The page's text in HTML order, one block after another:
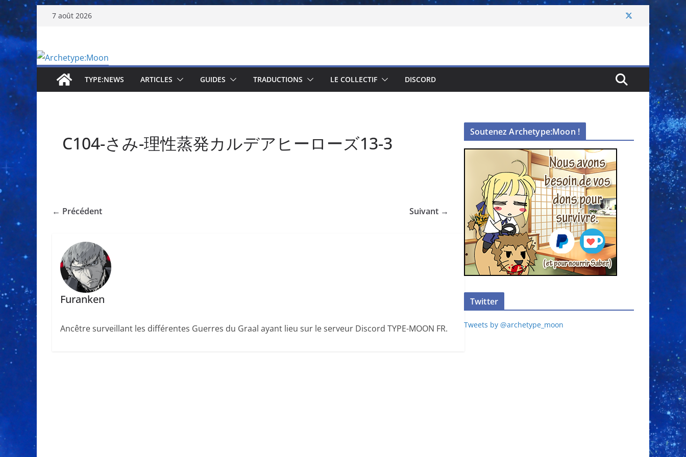
Passer
contenu
7 août 2026
TYPE:NEWS ARTICLES GUIDES TRADUCTIONS LE COLLECTIF DISCORD
C104-さみ-理性蒸発カルデアヒーローズ13-3
← Précédent Suivant →
Furanken
Ancêtre surveillant les différentes Guerres du Graal ayant lieu sur le serveur Discord TYPE-MOON FR.
Soutenez Archetype:Moon !
Twitter
Tweets by @archetype_moon